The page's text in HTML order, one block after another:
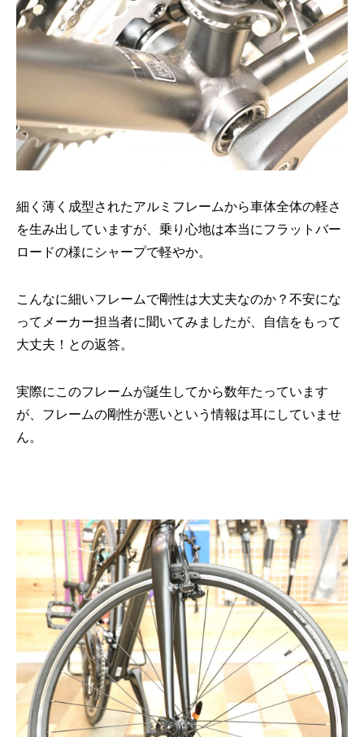
細く薄く成型されたアルミフレームから車体全体の軽さ
を生み出していますが、乗り心地は本当にフラットバー
ロードの様にシャープで軽やか。
こんなに細いフレームで剛性は大丈夫なのか？不安にな
ってメーカー担当者に聞いてみましたが、自信をもって
大丈夫！との返答。
実際にこのフレームが誕生してから数年たっています
が、フレームの剛性が悪いという情報は耳にしていませ
ん。